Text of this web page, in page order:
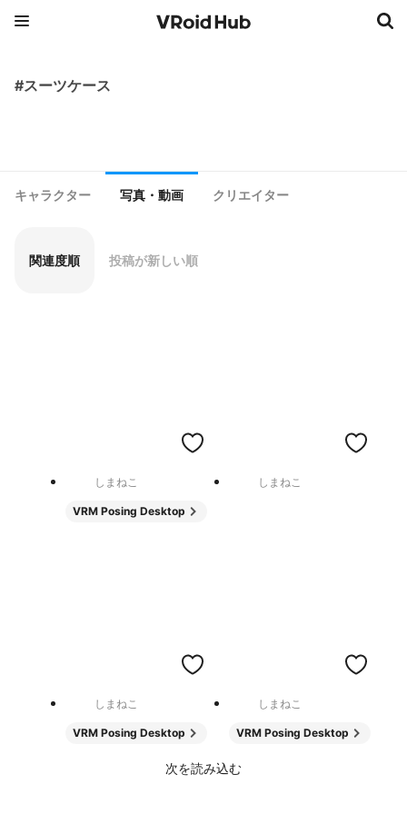
#スーツケース
キャラクター 写真・動画 クリエイター
関連度順 投稿が新しい順
しまねこ
VRM Posing Desktop
しまねこ
しまねこ
VRM Posing Desktop
しまねこ
VRM Posing Desktop
次を読み込む